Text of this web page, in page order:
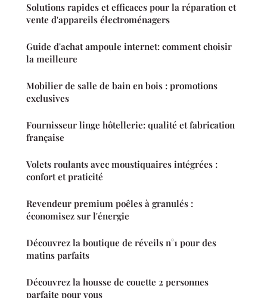
Solutions rapides et efficaces pour la réparation et
vente d'appareils électroménagers
Guide d'achat ampoule internet: comment choisir
la meilleure
Mobilier de salle de bain en bois : promotions
exclusives
Fournisseur linge hôtellerie: qualité et fabrication
française
Volets roulants avec moustiquaires intégrées :
confort et praticité
Revendeur premium poêles à granulés :
économisez sur l'énergie
Découvrez la boutique de réveils n°1 pour des
matins parfaits
Découvrez la housse de couette 2 personnes
parfaite pour vous